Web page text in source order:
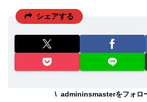
シェアする
admininsmasterをフォロ